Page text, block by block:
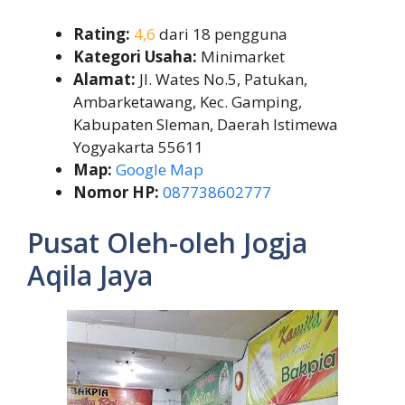
Rating: 4,6 dari 18 pengguna
Kategori Usaha: Minimarket
Alamat: Jl. Wates No.5, Patukan,
Ambarketawang, Kec. Gamping,
Kabupaten Sleman, Daerah Istimewa
Yogyakarta 55611
Map: Google Map
Nomor HP: 087738602777
Pusat Oleh-oleh Jogja
Aqila Jaya